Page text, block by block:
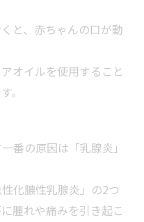
と、赤ちゃんの口が動
オイルを使用すること
。
番の原因は「乳腺炎」
化膿性乳腺炎」の2つ
腫れや痛みを引き起こ